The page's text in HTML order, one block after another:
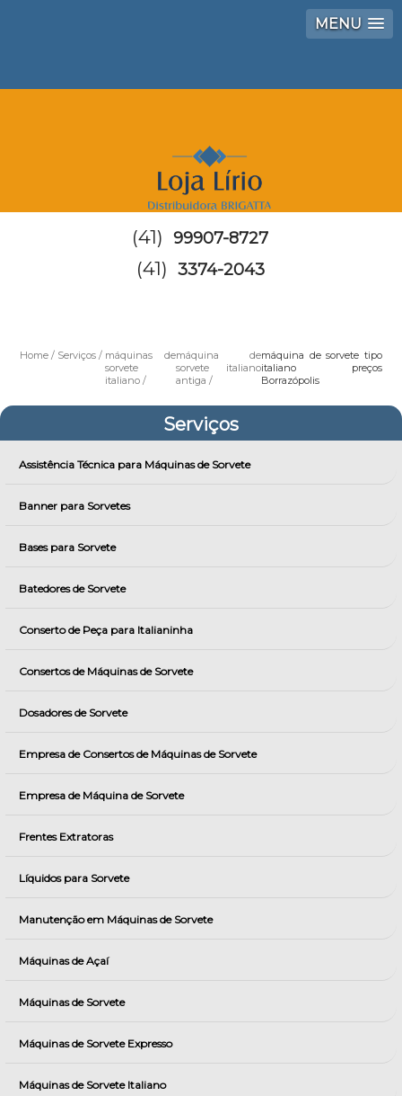
MENU
(41) 99907-8727
(41) 3374-2043
Home Serviços
máquinas de
sorvete
italiano
máquina de
sorvete italiano
antiga
máquina de sorvete tipo
italiano preços
Borrazópolis
Serviços
Assistência Técnica para Máquinas de Sorvete
Banner para Sorvetes
Bases para Sorvete
Batedores de Sorvete
Conserto de Peça para Italianinha
Consertos de Máquinas de Sorvete
Dosadores de Sorvete
Empresa de Consertos de Máquinas de Sorvete
Empresa de Máquina de Sorvete
Frentes Extratoras
Líquidos para Sorvete
Manutenção em Máquinas de Sorvete
Máquinas de Açaí
Máquinas de Sorvete
Máquinas de Sorvete Expresso
Máquinas de Sorvete Italiano